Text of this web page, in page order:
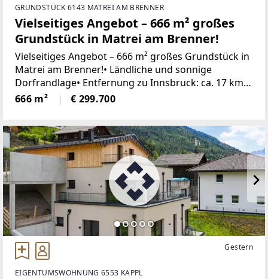
GRUNDSTÜCK 6143 MATREI AM BRENNER
Vielseitiges Angebot – 666 m² großes
Grundstück in Matrei am Brenner!
Vielseitiges Angebot – 666 m² großes Grundstück in
Matrei am Brenner!• Ländliche und sonnige
Dorfrandlage• Entfernung zu Innsbruck: ca. 17 km•
Grundstücksgröße: ca. 666 m²• Verschiedene
Teilungsvarianten des Grundstücks liegen vor•
666 m² € 299.700
Gestern
EIGENTUMSWOHNUNG 6553 KAPPL